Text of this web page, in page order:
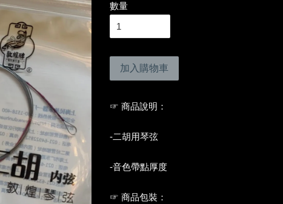
數量
加入購物車
☞ 商品說明：
-二胡用琴弦
-音色帶點厚度
☞ 商品包裝：